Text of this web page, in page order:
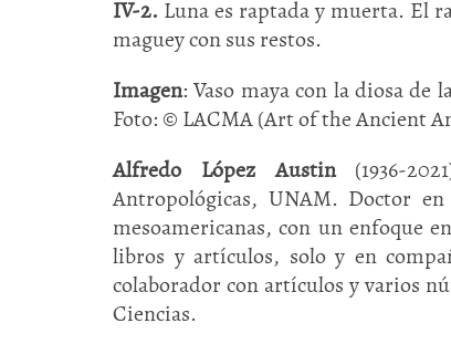
IV-2. Luna es raptada y muerta. El
maguey con sus restos.
Imagen: Vaso maya con la diosa de
Foto: © LACMA (Art of the Ancient
Alfredo López Austin(1936-
Antropológicas, UNAM. Doctor
mesoamericanas, con un enfoque
libros y artículos, solo y en
colaborador con artículos y varios
Ciencias.